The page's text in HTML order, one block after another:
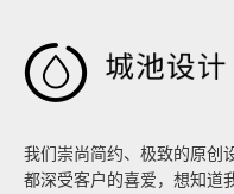

我们崇尚简约、极致的原创
都深受客户的喜爱，想知道